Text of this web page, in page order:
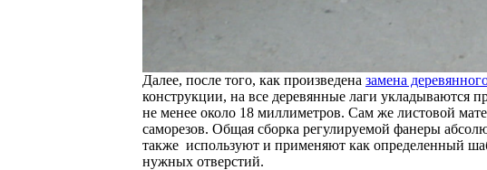
Далее, после того, как произведена замена
конструкции, на все деревянные лаги укладываются
не менее около 18 миллиметров. Сам же листовой
саморезов. Общая сборка регулируемой фанеры
также используют и применяют как определенный
нужных отверстий.